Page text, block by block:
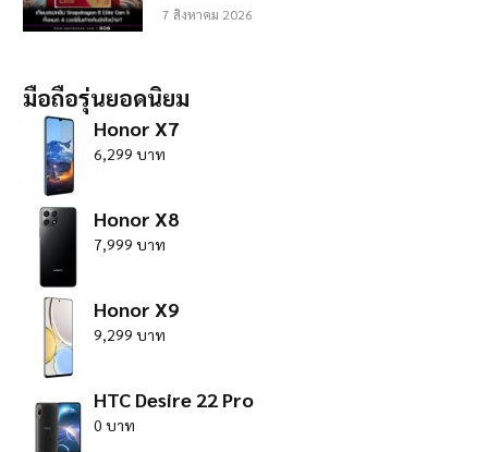
7 สิงหาคม 2026
มือถือรุ่นยอดนิยม
Honor X7
6,299 บาท
Honor X8
7,999 บาท
Honor X9
9,299 บาท
HTC Desire 22 Pro
0 บาท